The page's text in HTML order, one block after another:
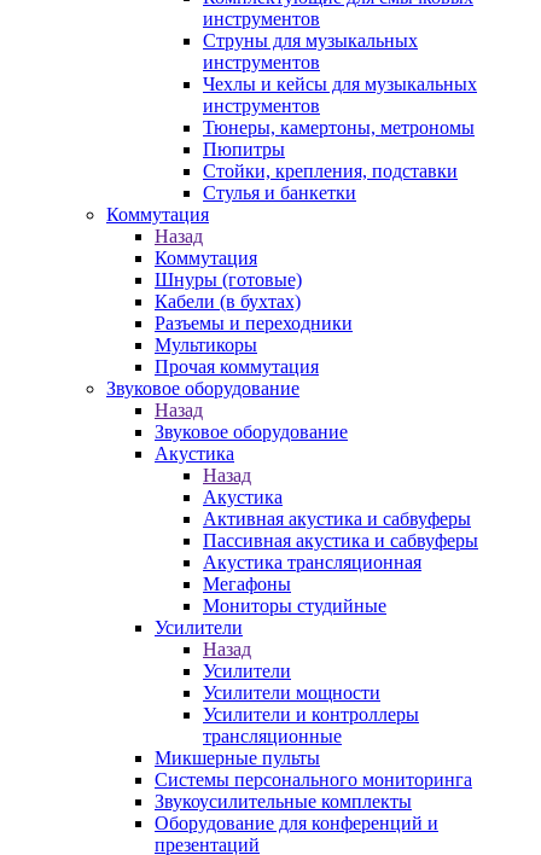
инструментов
Струны для музыкальных
инструментов
Чехлы и кейсы для музыкальных
инструментов
Тюнеры, камертоны, метрономы
Пюпитры
Стойки, крепления, подставки
Стулья и банкетки
Коммутация
Назад
Коммутация
Шнуры (готовые)
Кабели (в бухтах)
Разъемы и переходники
Мультикоры
Прочая коммутация
Звуковое оборудование
Назад
Звуковое оборудование
Акустика
Назад
Акустика
Активная акустика и сабвуферы
Пассивная акустика и сабвуферы
Акустика трансляционная
Мегафоны
Мониторы студийные
Усилители
Назад
Усилители
Усилители мощности
Усилители и контроллеры
трансляционные
Микшерные пульты
Системы персонального мониторинга
Звукоусилительные комплекты
Оборудование для конференций и
презентаций